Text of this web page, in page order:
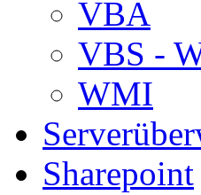
VBA
VBS -
WMI
Sharepoint